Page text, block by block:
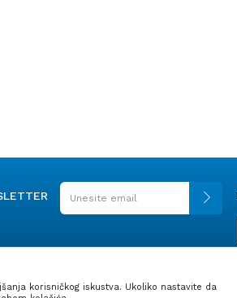
korisničkog iskustva. Ukoliko nastavite da